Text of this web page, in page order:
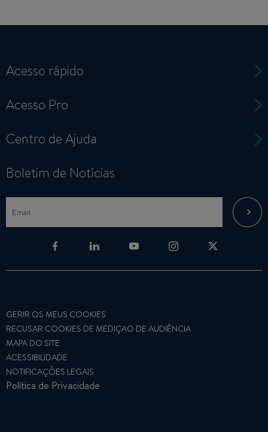
Acesso rápido
Acesso Pro
Centro de Ajuda
Boletim de Notícias
GERIR OS MEUS COOKIES
RECUSAR COOKIES DE MEDIÇAO DE AUDIÊNCIA
MAPA DO SITE
ACESSIBILIDADE
NOTIFICAÇÕES LEGAIS
Política de Privacidade